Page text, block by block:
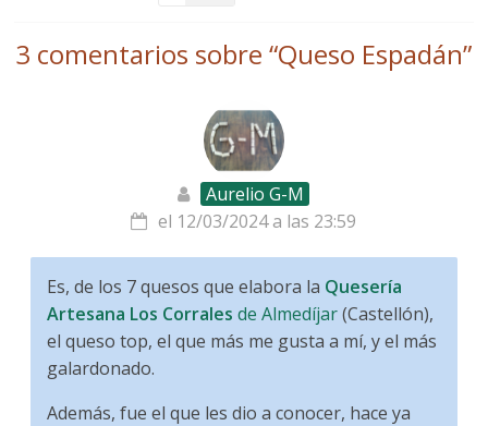
3 comentarios sobre “Queso Espadán”
Aurelio G-M
el 12/03/2024 a las 23:59
Es, de los 7 quesos que elabora la Quesería
Artesana Los Corrales de Almedíjar(Castellón),
el queso top, el que más me gusta a mí, y el más
galardonado.
Además, fue el que les dio a conocer, hace ya